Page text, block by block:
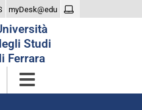
myDesk@edu
Studi
Ferrara